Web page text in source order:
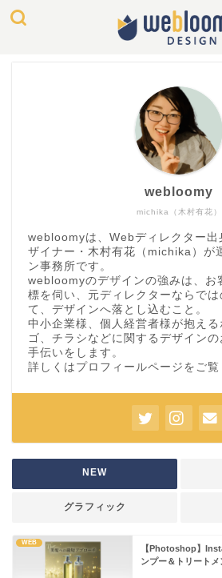
michika（木村有花）
webloomy
webloomyは、Webディレクター出
ザイナー・木村有花（michika）が
ン事務所です。
webloomyのデザインの強みは、お
標を伺い、元ディレクターならでは
て、デザインへ落とし込むこと。
中小企業様、個人経営者様が抱える
ゴ、チラシなどに関するデザイン
手伝いをします。
詳しくは プロフィールページ をご覧
NEW
グラフィック
WEB
【Photoshop】
ンプー＆トリートメ